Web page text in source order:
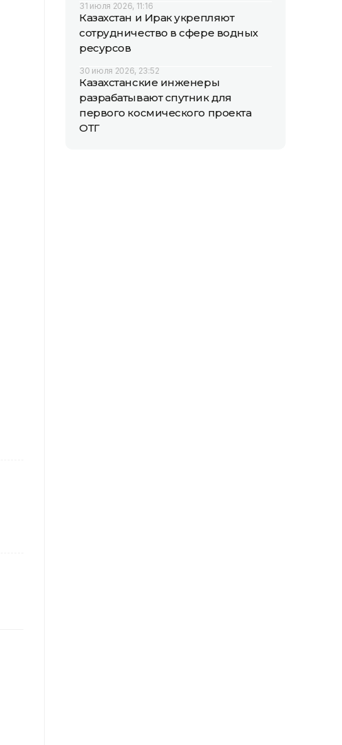
31 июля 2026, 11:16
Казахстан и Ирак укрепляют
сотрудничество в сфере водных
ресурсов
30 июля 2026, 23:52
Казахстанские инженеры
разрабатывают спутник для
первого космического проекта
ОТГ